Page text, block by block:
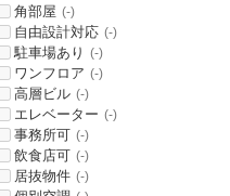
角部屋 (-)
自由設計対応 (-)
駐車場あり (-)
ワンフロア (-)
高層ビル (-)
エレベーター (-)
事務所可 (-)
飲食店可 (-)
居抜物件 (-)